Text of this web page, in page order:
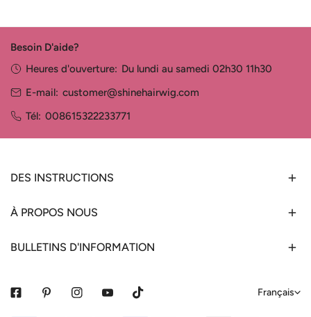
Besoin D'aide?
Heures d'ouverture: Du lundi au samedi 02h30 11h30
E-mail: customer@shinehairwig.com
Tél: 008615322233771
DES INSTRUCTIONS
À PROPOS NOUS
BULLETINS D'INFORMATION
L
Français